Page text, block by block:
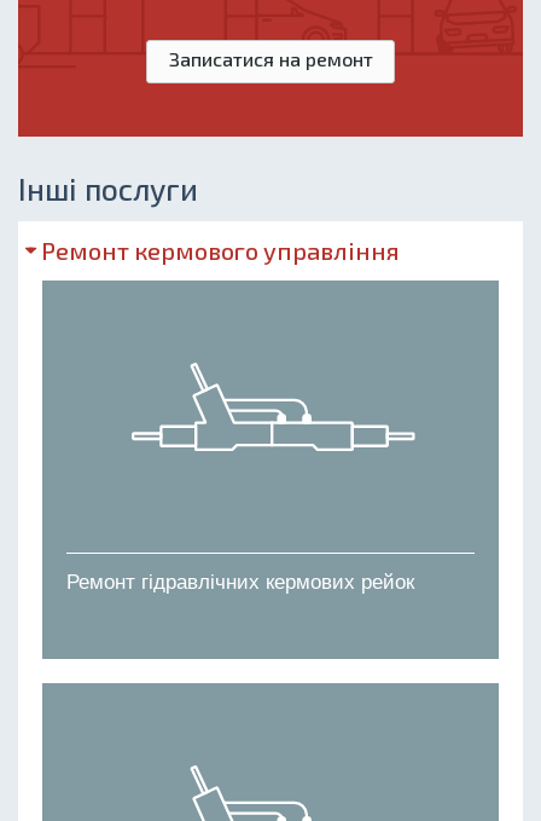
Записатися на ремонт
Інші послуги
Ремонт кермового управління
Ремонт гідравлічних кермових рейок